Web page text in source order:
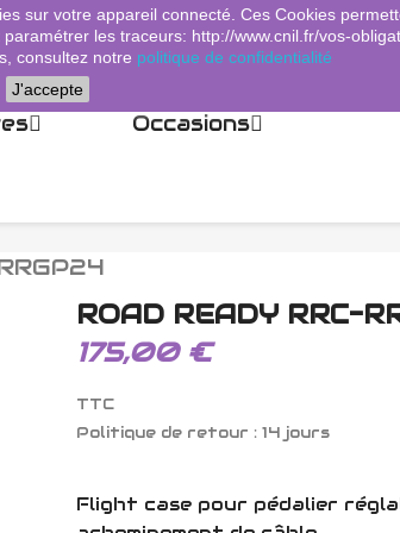
Occasions
ROAD READY RRC-
175,00 €
TTC
Politique de retour : 14 jours
Flight case pour pédalier
sur votre appareil connecté. Ces Cookies
les traceurs: http://www.cnil.fr/vos-
consultez notre politique de confidentialité
J'accepte